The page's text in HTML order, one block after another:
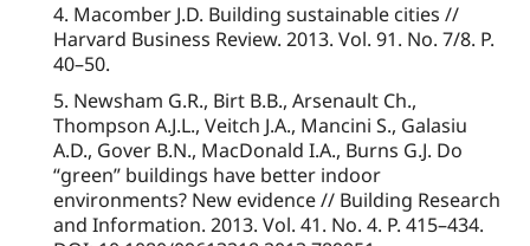
4. Macomber J.D. Building sustainable cities //
Harvard Business Review. 2013. Vol. 91. No. 7/8. P.
40–50.
5. Newsham G.R., Birt B.B., Arsenault Ch.,
Thompson A.J.L., Veitch J.A., Mancini S., Galasiu
A.D., Gover B.N., MacDonald I.A., Burns G.J. Do
“green” buildings have better indoor
environments? New evidence // Building Research
and Information. 2013. Vol. 41. No. 4. P. 415–434.